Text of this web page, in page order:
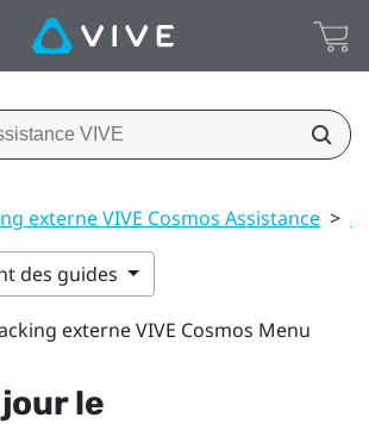
externe VIVE Cosmos Assistance >
des guides
externe VIVE Cosmos Menu
le